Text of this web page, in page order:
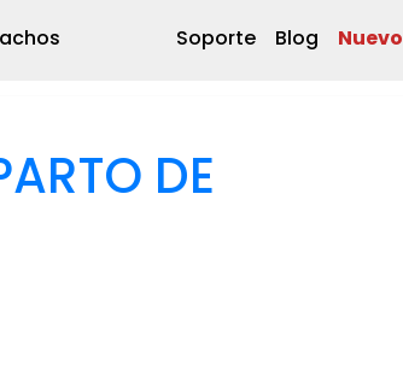
Soporte Blog Nuevo
DE